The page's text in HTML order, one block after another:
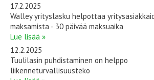
17.2.2025
Walley yrityslasku helpottaa
maksamista - 30 päivää maksuaika
Lue lisää »
12.2.2025
Tuulilasin puhdistaminen on helppo
liikenneturvallisuusteko